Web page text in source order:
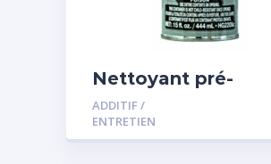
Nettoyant pré-
vidange
ADDITIF /
ENTRETIEN